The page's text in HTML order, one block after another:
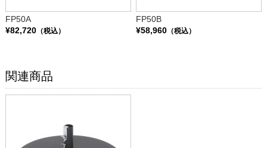
FP50A
¥82,720（税込）
FP50B
¥58,960 （税込）
関連商品